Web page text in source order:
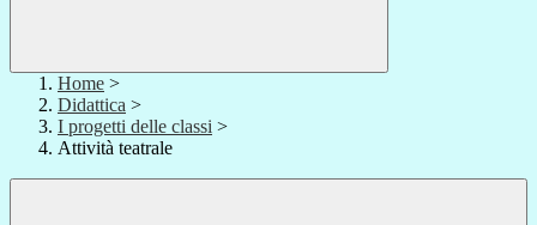
Home >
Didattica >
I progetti delle classi >
Attività teatrale